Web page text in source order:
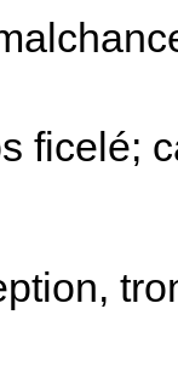
ficelé;